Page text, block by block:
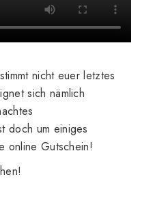
nicht euer letztes
sich nämlich
doch um einiges
online Gutschein!